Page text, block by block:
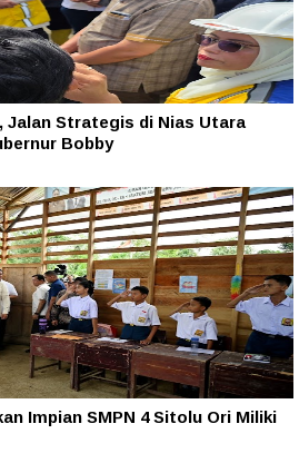
Jalan Strategis di Nias Utara
Bobby
Impian SMPN 4 Sitolu Ori Miliki